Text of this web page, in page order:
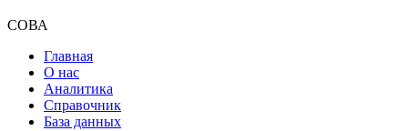
СОВА
Главная
О нас
Аналитика
Справочник
База данных